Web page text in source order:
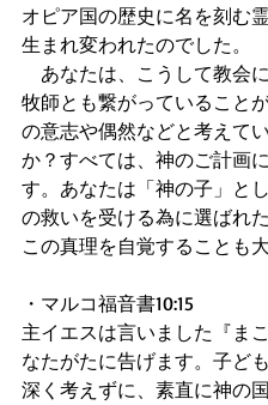
オピア国の歴史に名を刻む
生まれ変われたのでした。
あなたは、こうして教会に
牧師とも繋がっていること
の意志や偶然などと考えて
か？すべては、神のご計画
す。あなたは「神の子」と
の救いを受ける為に選ばれた
この真理を自覚することも大
・マルコ福音書10:15
主イエスは言いました『ま
なたがたに告げます。子ど
深く考えずに、素直に神の